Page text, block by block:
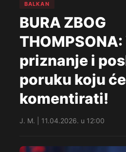
BALKAN
BURA ZBOG
priznanje i
poruku koju
komentirati!
J. M. | 11.04.2026. u 12:00